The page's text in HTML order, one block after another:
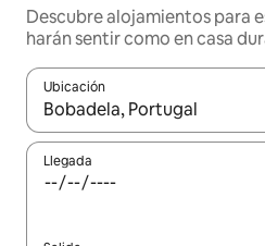
Descubre alojamientos para
harán sentir como en casa
Ubicación
Cuando los resultados estén
Llegada